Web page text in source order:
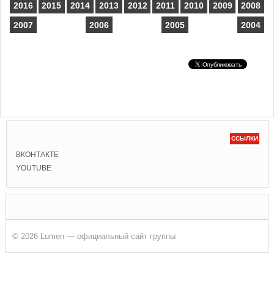
2016
2015 2014 2013 2012 2011 2010 2009
2008
2007
2006 2005 2004
ССЫЛКИ
ВКОНТАКТЕ
YOUTUBE
© 2026 Lumen — официальный сайт группы